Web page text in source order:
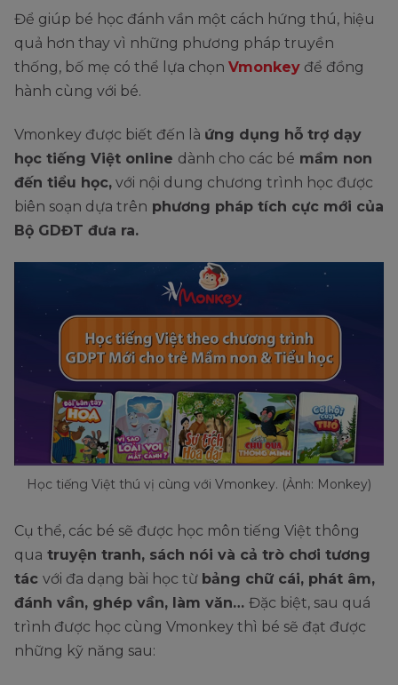
Để giúp bé học đánh vần một cách hứng thú, hiệu
quả hơn thay vì những phương pháp truyền
thống, bố mẹ có thể lựa chọn Vmonkey để đồng
hành cùng với bé.
Vmonkey được biết đến là ứng dụng hỗ trợ dạy
học tiếng Việt online dành cho các bé mầm non
đến tiểu học, với nội dung chương trình học được
biên soạn dựa trên phương pháp tích cực mới của
Bộ GDĐT đưa ra.
Học tiếng Việt thú vị cùng với Vmonkey. (Ảnh: Monkey)
Cụ thể, các bé sẽ được học môn tiếng Việt thông
qua truyện tranh, sách nói và cả trò chơi tương
tác với đa dạng bài học từ bảng chữ cái, phát âm,
đánh vần, ghép vần, làm văn… Đặc biệt, sau quá
trình được học cùng Vmonkey thì bé sẽ đạt được
những kỹ năng sau: